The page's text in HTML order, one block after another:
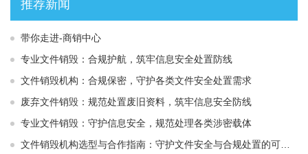
推荐新闻
带你走进-商销中心
专业文件销毁：合规护航，筑牢信息安全处置防线
文件销毁机构：合规保密，守护各类文件安全处置需求
废弃文件销毁：规范处置废旧资料，筑牢信息安全防线
专业文件销毁：守护信息安全，规范处理各类涉密载体
文件销毁机构选型与合作指南：守护文件安全与合规处置的可靠选择